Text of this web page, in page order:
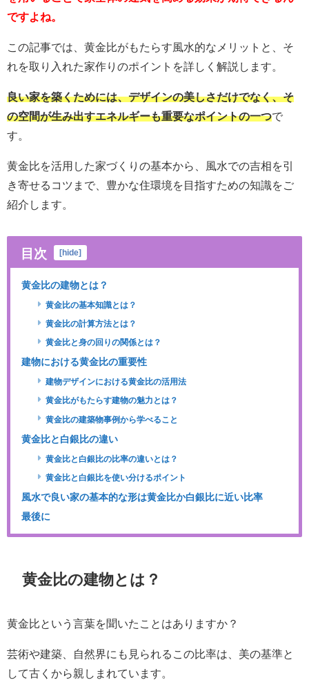
ですよね。
この記事では、黄金比がもたらす風水的なメリットと、そ
れを取り入れた家作りのポイントを詳しく解説します。
良い家を築くためには、デザインの美しさだけでなく、そ
の空間が生み出すエネルギーも重要なポイントの一つで
す。
黄金比を活用した家づくりの基本から、風水での吉相を引
き寄せるコツまで、豊かな住環境を目指すための知識をご
紹介します。
目次 hide
黄金比の建物とは？
黄金比の基本知識とは？
黄金比の計算方法とは？
黄金比と身の回りの関係とは？
建物における黄金比の重要性
建物デザインにおける黄金比の活用法
黄金比がもたらす建物の魅力とは？
黄金比の建築物事例から学べること
黄金比と白銀比の違い
黄金比と白銀比の比率の違いとは？
黄金比と白銀比を使い分けるポイント
風水で良い家の基本的な形は黄金比か白銀比に近い比率
最後に
黄金比の建物とは？
黄金比という言葉を聞いたことはありますか？
芸術や建築、自然界にも見られるこの比率は、美の基準と
して古くから親しまれています。